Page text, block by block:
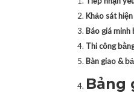
Khảo sát
Báo giá minh
Thi công
Bàn giao &
Bảng